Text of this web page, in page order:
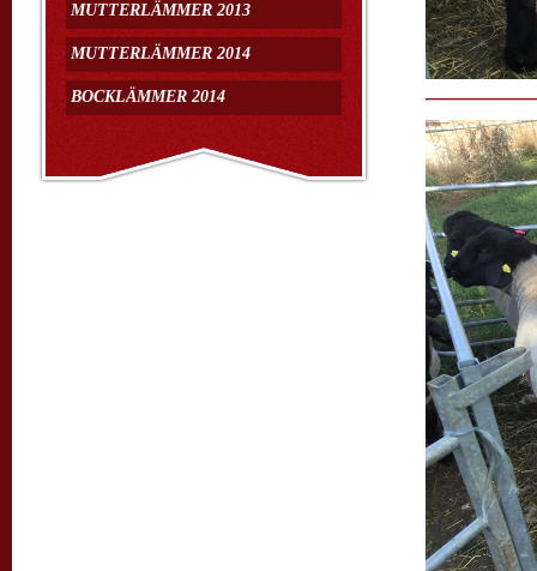
MUTTERLÄMMER 2013
MUTTERLÄMMER 2014
BOCKLÄMMER 2014